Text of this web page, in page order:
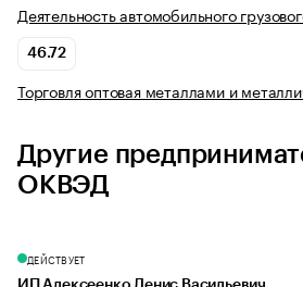
Деятельность автомобильного
46.72
Торговля оптовая металлами и
Другие
ОКВЭД
ДЕЙСТВУЕТ